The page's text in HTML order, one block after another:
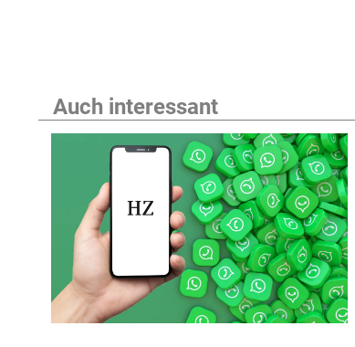
Auch interessant